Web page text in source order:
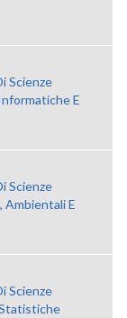
Scienze
E
Scienze
Ambientali E
Scienze